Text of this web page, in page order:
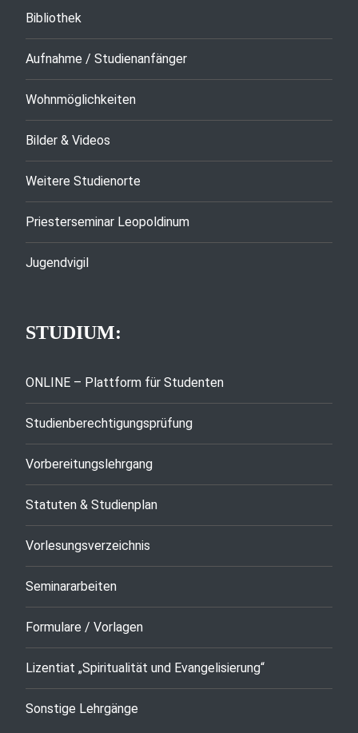
Bibliothek
Aufnahme / Studienanfänger
Wohnmöglichkeiten
Bilder & Videos
Weitere Studienorte
Priesterseminar Leopoldinum
Jugendvigil
STUDIUM:
ONLINE – Plattform für Studenten
Studienberechtigungsprüfung
Vorbereitungslehrgang
Statuten & Studienplan
Vorlesungsverzeichnis
Seminararbeiten
Formulare / Vorlagen
Lizentiat „Spiritualität und Evangelisierung“
Sonstige Lehrgänge